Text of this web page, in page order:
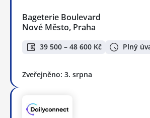
Bageterie Boulevard
Nové Město, Praha
39 500 – 48 600 Kč Plný
Zveřejněno: 3. srpna